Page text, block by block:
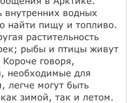
внутренних водных
найти пищу и топливо.
растительность
рыбы и птицы живут
говоря,
необходимые для
легче могут быть
зимой, так и летом.